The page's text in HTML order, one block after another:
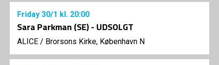
Friday 30/1 kl. 20:00
Sara Parkman (SE) - UDSOLGT
ALICE / Brorsons Kirke, København N